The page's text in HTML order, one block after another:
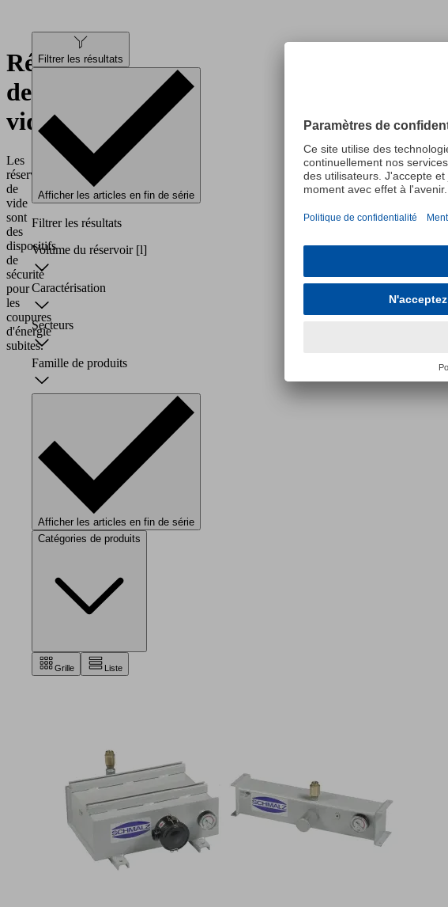
Réservoirs
de
vide
Les
réservoirs
de
vide
sont
des
dispositifs
de
sécurité
pour
les
coupures
d'énergie
subites.
Filtrer les résultats
Afficher les articles en fin de série
Filtrer les résultats
Volume du réservoir [l]
Caractérisation
Secteurs
Famille de produits
Afficher les articles en fin de série
Catégories de produits
Grille Liste